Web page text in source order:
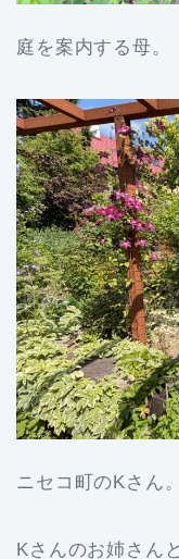
庭を案内する母。
ニセコ町のKさん。
Kさんのお姉さん